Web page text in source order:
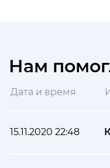
Нам
Дата и время
15.11.2020 22:48